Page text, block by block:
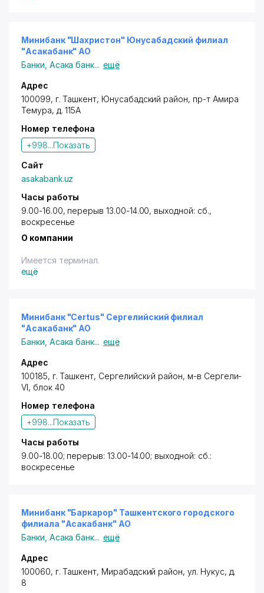
Минибанк "Шахристон" Юнусабадский филиал
"Асакабанк" АО
Банки Асака банк... ещё
Адрес
100099, г. Ташкент, Юнусабадский район, пр-т Амира
Темура, д. 115А
Номер телефона
+998...Показать
Сайт
asakabank.uz
Часы работы
9.00-16.00, перерыв 13.00-14.00, выходной: сб.,
воскресенье
О компании
Имеется терминал.
ещё
Минибанк "Certus" Сергелийский филиал
"Асакабанк" АО
Банки Асака банк... ещё
Адрес
100185, г. Ташкент, Сергелийский район, м-в Сергели-
VI, блок 40
Номер телефона
+998...Показать
Часы работы
9.00-18.00; перерыв: 13.00-14.00; выходной: сб.:
воскресенье
Минибанк "Баркарор" Ташкентского городского
филиала "Асакабанк" АО
Банки Асака банк... ещё
Адрес
100060, г. Ташкент, Мирабадский район,ул. Нукус, д.
8